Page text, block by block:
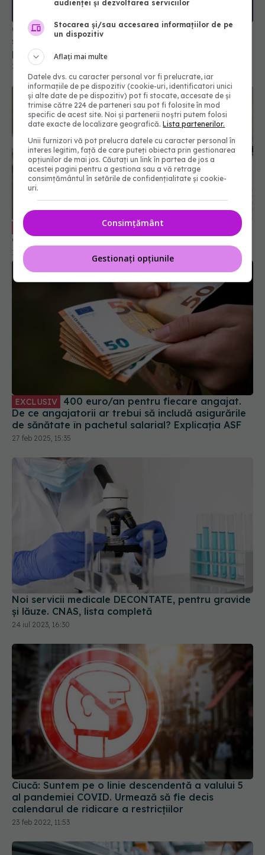
CNAS: Începând cu 1 martie, serviciile medicale
se acordă cu obligativitatea semnării cu cardul
pacientului
28 feb 2025, 14:23
EXCLUSIV
complementare. Tiberiu Maier: Luxul se cumpără
19 oct 2023, 13:31
EXCLUSIV
De ce angajatorii ar trebui să includă asigurările
de sănătate în pachetul salarial? Explicația ASF
27 feb 2025, 15:35
Noi servicii medicale DECONTATE, pentru gravide
și lăuze. CNAS, lista completă
24 iul 2023, 16:30
Ciucă: Suntem pe o linie descendentă a valului 5
al pandemiei COVID. Urmează să fie decis
calendarul de ridicare a restricțiilor
23 feb 2022, 11:53
audienței și dezvoltarea serviciilor
Stocarea și/sau accesarea informațiilor de pe
un dispozitiv
Aflați mai multe
Datele dvs. cu caracter personal vor fi prelucrate, iar
informațiile de pe dispozitiv (cookie-uri, identificatori unici
și alte date de pe dispozitiv) pot fi stocate, accesate de și
trimise către 224 de parteneri sau pot fi folosite în mod
specific de acest site. Noi și partenerii noștri putem folosi
date exacte de localizare geografică.Lista partenerilor.
Unii furnizori vă pot prelucra datele cu caracter personal în
interes legitim, față de care puteți obiecta prin gestionarea
opțiunilor de mai jos. Căutați un link în partea de jos a
acestei pagini pentru a gestiona sau a vă retrage
consimțământul în setările de confidențialitate și cookie-
uri.
Consimțământ
Gestionați opțiunile